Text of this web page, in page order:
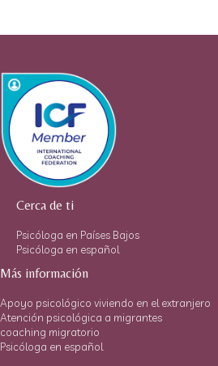
Cerca de ti
Psicóloga en Países Bajos
Psicóloga en español
Más información
Apoyo psicológico viviendo en el extranjero
Atención psicológica a migrantes
coaching migratorio
Psicóloga en español